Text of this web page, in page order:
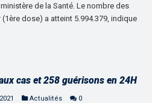
de la Santé. Le nombre des
dose) a atteint 5.994.379, indique
cas et 258 guérisons en 24H
Actualités 0